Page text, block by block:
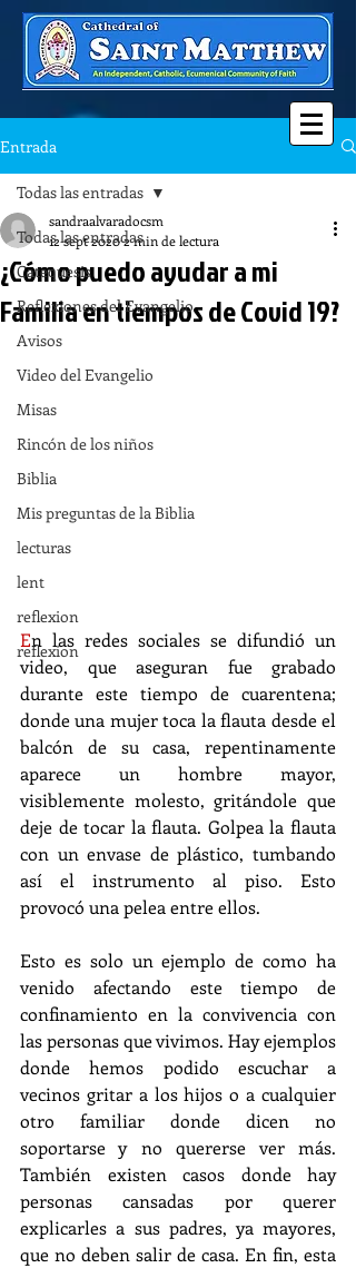
Entrada
Todas las entradas
Catequesis
Reflexiones del Evangelio
Avisos
Video del Evangelio
Misas
Rincón de los niños
Biblia
Mis preguntas de la Biblia
lecturas
lent
reflexion
reflexion
Todas las entradas
¿Cómo puedo ayudar a mi
Familia en tiempos de Covid 19?
sandraalvaradocsm
12 sept 20202 min de lectura
En las redes sociales se difundió un
video, que aseguran fue grabado
durante este tiempo de cuarentena;
donde una mujer toca la flauta desde el
balcón de su casa, repentinamente
aparece un hombre mayor,
visiblemente molesto, gritándole que
deje de tocar la flauta. Golpea la flauta
con un envase de plástico, tumbando
así el instrumento al piso. Esto
provocó una pelea entre ellos.
Esto es solo un ejemplo de como ha
venido afectando este tiempo de
confinamiento en la convivencia con
las personas que vivimos. Hay ejemplos
donde hemos podido escuchar a
vecinos gritar a los hijos o a cualquier
otro familiar donde dicen no
soportarse y no quererse ver más.
También existen casos donde hay
personas cansadas por querer
explicarles a sus padres, ya mayores,
que no deben salir de casa. En fin, esta